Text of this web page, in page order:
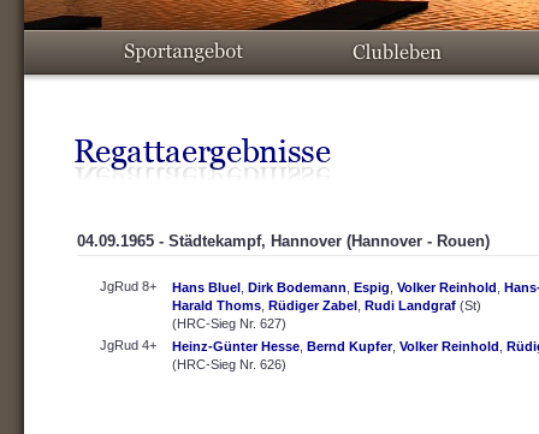
04.09.1965 - Städtekampf, Hannover (Hannover - Rouen)
JgRud 8+ Hans Bluel Dirk Bodemann Espig Volker Reinhold
Harald Thoms Rüdiger Zabel Rudi Landgraf (St)
(HRC-Sieg Nr. 627)
JgRud 4+
Heinz-Günter Hesse Bernd Kupfer, Volker Reinhold
(HRC-Sieg Nr. 626)